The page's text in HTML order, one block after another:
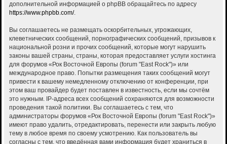
дополнительной информацией о phpBB обращайтесь по адресу
https://www.phpbb.com/.
Вы соглашаетесь не размещать оскорбительных, угрожающих,
клеветнических сообщений, порнографических сообщений, призывов к
национальной розни и прочих сообщений, которые могут нарушить
законы вашей страны, страны, которая предоставляет услуги хостинга
для форумов «Рок Восточной Европы (forum "East Rock")» или
международное право. Попытки размещения таких сообщений могут
привести к вашему немедленному отключению от конференции, при
этом ваш провайдер будет поставлен в известность, если мы сочтём
это нужным. IP-адреса всех сообщений сохраняются для возможности
проведения такой политики. Вы соглашаетесь с тем, что
администраторы форумов «Рок Восточной Европы (forum "East Rock")»
имеют право удалить, отредактировать, перенести или закрыть любую
тему в любое время по своему усмотрению. Как пользователь вы
согласны с тем, что введённая вами информация будет храниться в